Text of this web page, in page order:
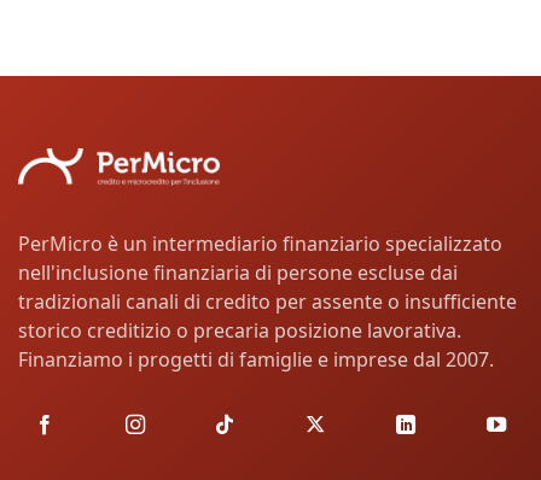
PerMicro è un intermediario finanziario specializzato
nell'inclusione finanziaria di persone escluse dai
tradizionali canali di credito per assente o insufficiente
storico creditizio o precaria posizione lavorativa.
Finanziamo i progetti di famiglie e imprese dal 2007.